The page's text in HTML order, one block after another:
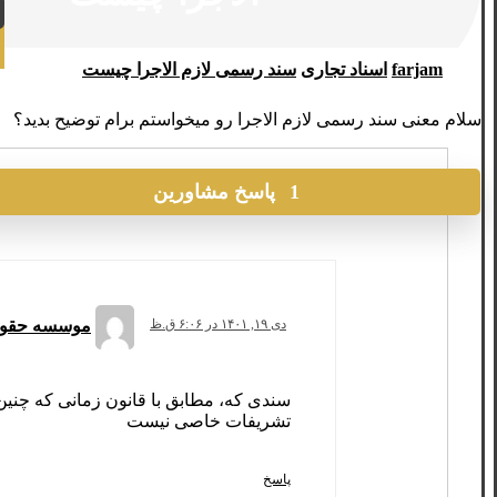
farjam اسناد تجاری سند رسمی لازم الاجرا چیست
سلام معنی سند رسمی لازم الاجرا رو میخواستم برام توضیح بدید؟
1 پاسخ مشاورین
موسسه دی ۱۹, ۱۴۰۱ در ۶:۰۶ ق.ظ
سندی که، مطابق با قانون زمانی که
تشریفات خاصی نیست
پاسخ